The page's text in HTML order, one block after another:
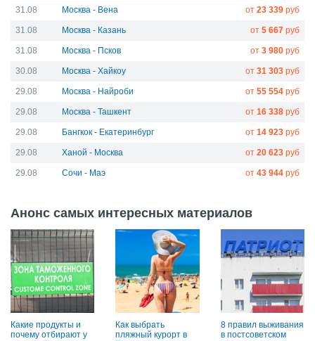
31.08 Москва - Вена от 23 339 руб
31.08 Москва - Казань от 5 667 руб
31.08 Москва - Псков от 3 980 руб
30.08 Москва - Хайкоу от 31 303 руб
29.08 Москва - Найроби от 55 554 руб
29.08 Москва - Ташкент от 16 338 руб
29.08 Бангкок - Екатеринбург от 14 923 руб
29.08 Ханой - Москва от 20 623 руб
29.08 Сочи - Маэ от 43 944 руб
Анонс самых интересных материалов
Какие продукты и
почему отбирают у
Как выбрать
пляжный курорт в
8 правил выживания
в постсоветском